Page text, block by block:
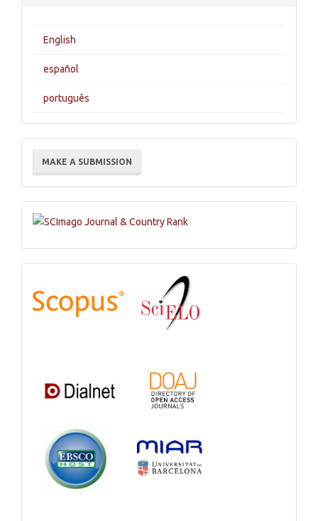
English
español
português
Make
Submission
MAKE A SUBMISSION
Databases